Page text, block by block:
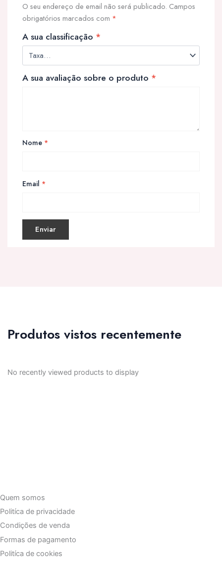
O seu endereço de email não será publicado. Campos
obrigatórios marcados com *
A sua classificação *
A sua avaliação sobre o produto *
Nome *
Email *
Produtos vistos recentemente
No recently viewed products to display
Quem somos
Politíca de privacidade
Condições de venda
Formas de pagamento
Politíca de cookies